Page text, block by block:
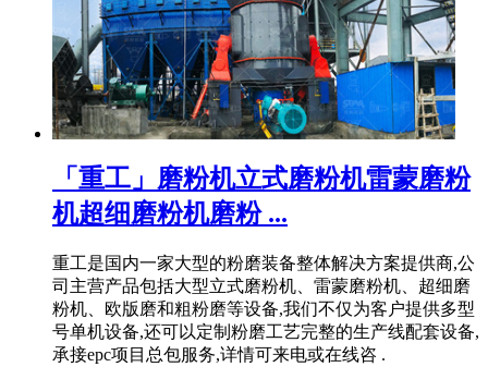
「重工」磨粉机立式磨粉机雷蒙磨粉
机超细磨粉机磨粉 ...
重工是国内一家大型的粉磨装备整体解决方案提供商,公
司主营产品包括大型立式磨粉机、雷蒙磨粉机、超细磨
粉机、欧版磨和粗粉磨等设备,我们不仅为客户提供多型
号单机设备,还可以定制粉磨工艺完整的生产线配套设备,
承接epc项目总包服务,详情可来电或在线咨 .